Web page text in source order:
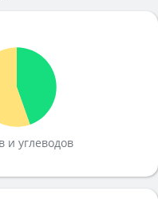
и углеводов